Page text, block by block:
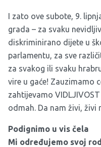
I zato ove subote, 9.
grada – za svaku
diskriminirano dijete u
parlamentu, za sve
za svakog ili svaku
vire u gaće! Zauzimamo
zahtijevamo
odmah. Da nam živi, živi
Podignimo u vis čela
Mi određujemo svoj rod